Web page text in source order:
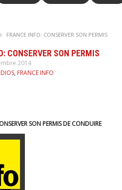
FRANCE INFO: CONSERVER SON PERMIS
CONSERVER SON PERMIS
2014
, FRANCE INFO
SON PERMIS DE CONDUIRE